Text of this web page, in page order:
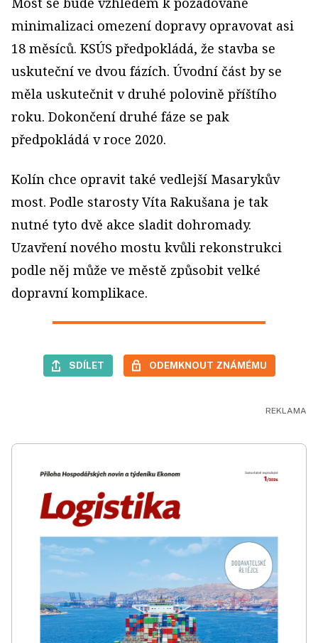
minimalizaci omezení dopravy opravovat asi
18 měsíců. KSÚS předpokládá, že stavba se
uskuteční ve dvou fázích. Úvodní část by se
měla uskutečnit v druhé polovině příštího
roku. Dokončení druhé fáze se pak
předpokládá v roce 2020.
Kolín chce opravit také vedlejší Masarykův
most. Podle starosty Víta Rakušana je tak
nutné tyto dvě akce sladit dohromady.
Uzavření nového mostu kvůli rekonstrukci
podle něj může ve městě způsobit velké
dopravní komplikace.
SDÍLET ODEMKNOUT ZNÁMÉMU